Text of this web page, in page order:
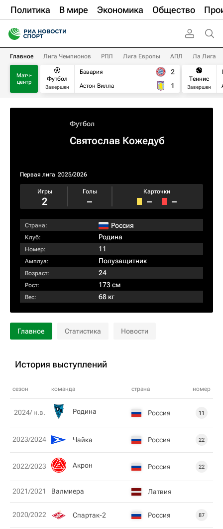
Политика В мире Экономика Общество
Главное Лига Чемпионов РПЛ Лига Европы АПЛ Ла Лига
Матч-
центр
Футбол
Завершен
Бавария
Астон Вилла
2
1
Теннис
Завершен
Футбол
Святослав Кожедуб
Первая лига 2025/2026
Игры
2
Голы
–
Карточки
– –
Страна: Россия
Клуб: Родина
Номер: 11
Амплуа: Полузащитник
Возраст: 24
Рост: 173 см
Вес: 68 кг
Главное Статистика Новости
История выступлений
сезон команда страна номер
2024/ н.в. Родина Россия 11
2023/2024 Чайка Россия 22
2022/2023 Акрон Россия 22
2021/2021 Валмиера Латвия
2020/2022 Спартак-2 Россия 87